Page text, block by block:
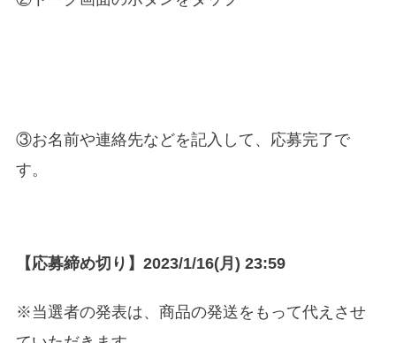
③お名前や連絡先などを記入して、応募完了で
す。
【応募締め切り】2023/1/16(月) 23:59
※当選者の発表は、商品の発送をもって代えさせ